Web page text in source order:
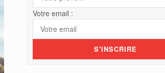
Votre email :